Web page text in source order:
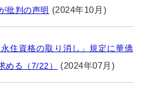
批判の声明 (2024年10月)
住資格の取り消し」規定に華僑
める（7/22）
(2024年07月)